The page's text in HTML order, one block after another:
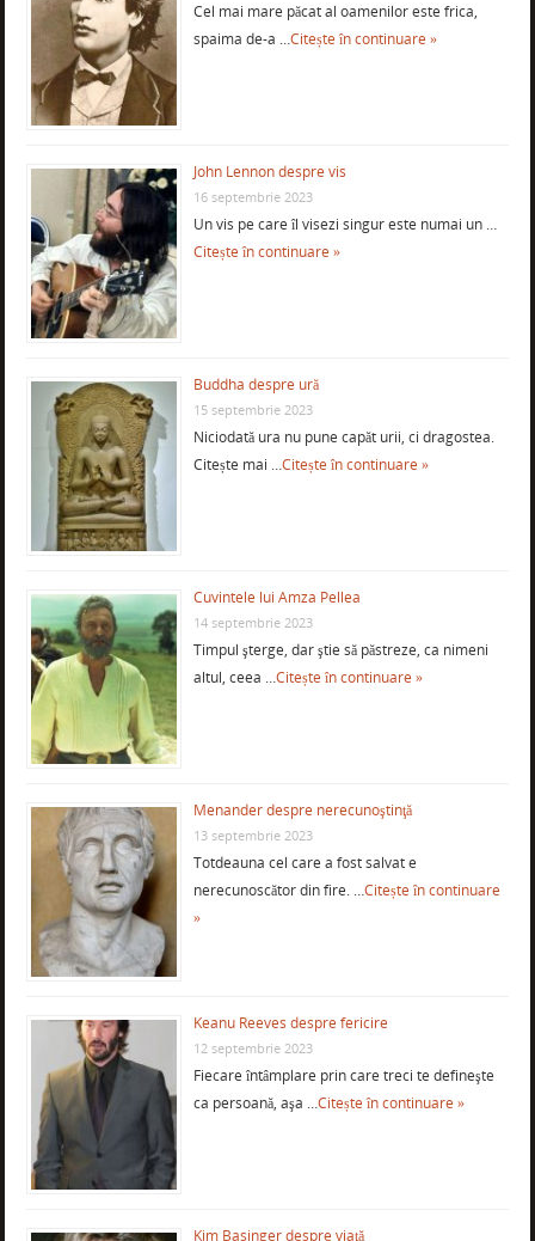
Cel mai mare păcat al oamenilor este frica,
spaima de-a …Citește în continuare »
John Lennon despre vis
16 septembrie 2023
Un vis pe care îl visezi singur este numai un …
Citește în continuare »
Buddha despre ură
15 septembrie 2023
Niciodată ura nu pune capăt urii, ci dragostea.
Citește mai …Citește în continuare »
Cuvintele lui Amza Pellea
14 septembrie 2023
Timpul şterge, dar ştie să păstreze, ca nimeni
altul, ceea …Citește în continuare »
Menander despre nerecunoştinţă
13 septembrie 2023
Totdeauna cel care a fost salvat e
nerecunoscător din fire. …Citește în continuare
»
Keanu Reeves despre fericire
12 septembrie 2023
Fiecare întâmplare prin care treci te defineşte
ca persoană, aşa …Citește în continuare »
Kim Basinger despre viaţă